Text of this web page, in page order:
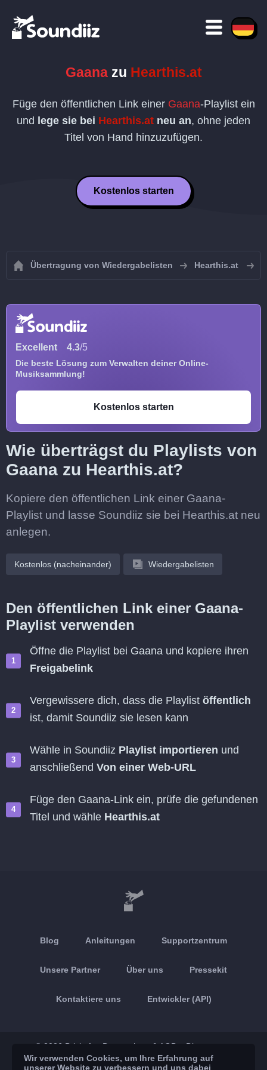
Gaanazu Hearthis.at
Füge den öffentlichen Link einer Gaana-Playlist ein
und lege sie bei Hearthis.at neu an, ohne jeden
Titel von Hand hinzuzufügen.
Kostenlos starten
Übertragung von Wiedergabelisten Hearthis.at
Excellent 4.3/5
Die beste Lösung zum Verwalten deiner Online-
Musiksammlung!
Kostenlos starten
Wie überträgst du Playlists von
Gaana zu Hearthis.at?
Kopiere den öffentlichen Link einer Gaana-
Playlist und lasse Soundiiz sie bei Hearthis.at neu
anlegen.
Kostenlos (nacheinander) Wiedergabelisten
Den öffentlichen Link einer Gaana-
Playlist verwenden
Öffne die Playlist bei Gaana und kopiere ihren
Freigabelink
Vergewissere dich, dass die Playlist öffentlich
ist, damit Soundiiz sie lesen kann
Wähle in Soundiiz Playlist importieren und
anschließend Von einer Web-URL
Füge den Gaana-Link ein, prüfe die gefundenen
Titel und wähle Hearthis.at
Blog Anleitungen Supportzentrum
Unsere Partner Über uns Pressekit
Kontaktiere uns Entwickler (API)
© 2026 Brickoft Datenschutz & AGB Dienststatus
Wir verwenden Cookies, um Ihre Erfahrung auf
unserer Website zu verbessern und uns dabei